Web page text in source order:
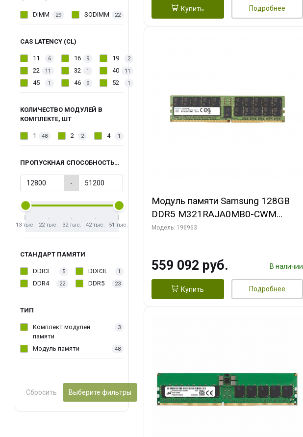
DIMM 29 SODIMM 22
CAS LATENCY (CL)
11 6 16 9 19 2
22 11 32 1 40 11
45 1 46 9 52 1
КОЛИЧЕСТВО МОДУЛЕЙ В
КОМПЛЕКТЕ, ШТ
1 48 2 2 4 1
ПРОПУСКНАЯ СПОСОБНОСТЬ, МБ/С
-
13 тыс. 22 тыс. 32 тыс. 42 тыс. 51 тыс.
СТАНДАРТ ПАМЯТИ
DDR3 5 DDR3L 1
DDR4 22 DDR5 23
ТИП
Комплект модулей
памяти
3
Модуль памяти 48
Сбросить Выберите фильтры
Купить Подробнее
Модуль памяти Samsung 128GB
DDR5 M321RAJA0MB0-CWM
5600MHz DIMM 2Rx4 Registred
Модель: 196963
559 092 руб. В наличии
Купить Подробнее